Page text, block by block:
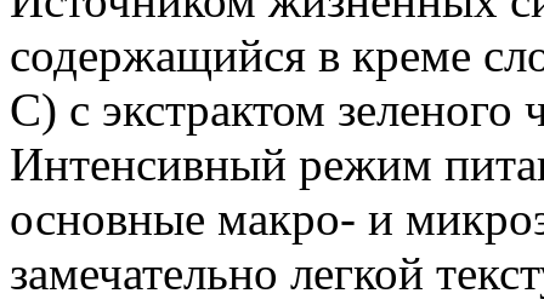
содержащийся в креме
C) с экстрактом
Интенсивный режим
основные макро- и
замечательно легкой